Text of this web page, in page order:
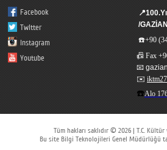
Facebook
Twitter
Instagram
Youtube
📍
/
☎️+90
📠 Fax
📧
✉️
☎️Alo
Tüm hakları saklıdır © 2026 | T.C. Kültür
Bu site Bilgi Teknolojileri Genel Müdürlüğü